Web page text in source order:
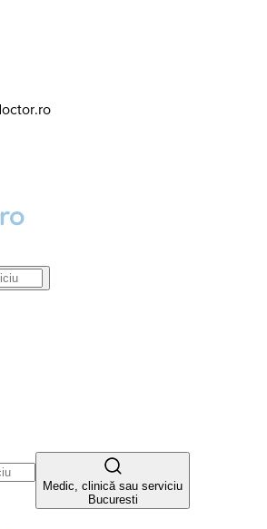
Medic, clinică sau serviciu
Bucuresti